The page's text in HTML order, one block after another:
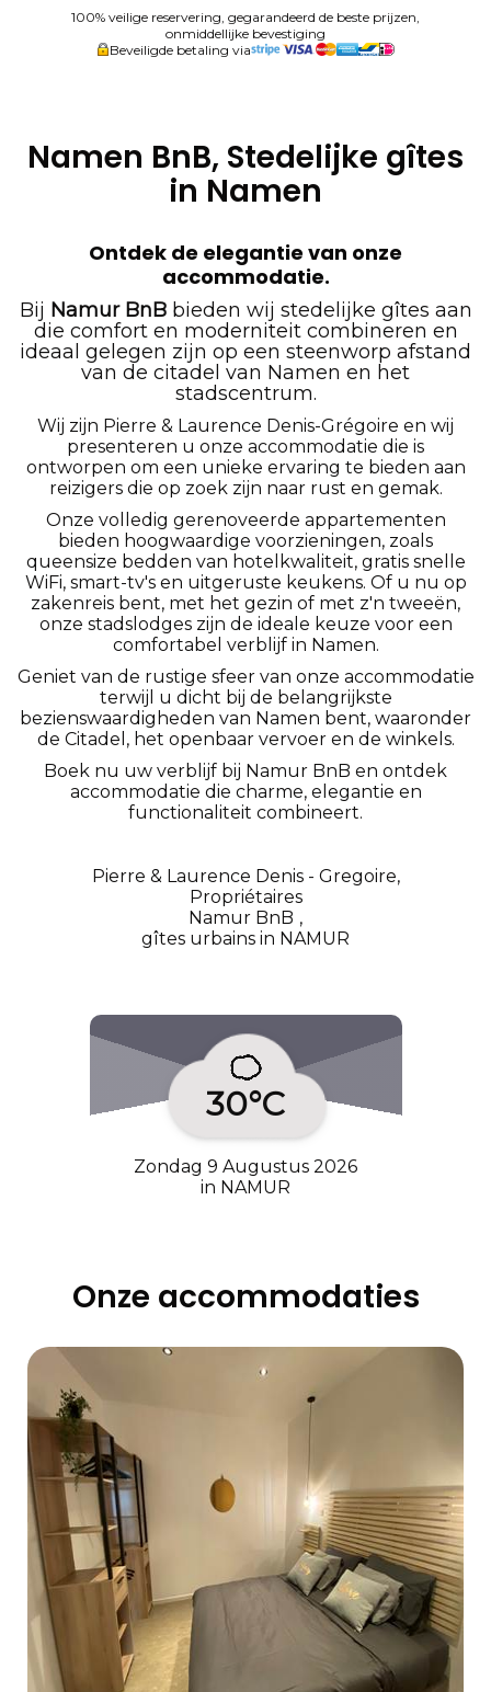
100% veilige reservering, gegarandeerd de beste prijzen,
onmiddellijke bevestiging
Beveiligde betaling via
Namen BnB, Stedelijke gîtes
in Namen
Ontdek de elegantie van onze
accommodatie.
Bij Namur BnBbieden wij stedelijke gîtes aan
die comfort en moderniteit combineren en
ideaal gelegen zijn op een steenworp afstand
van de citadel van Namen en het
stadscentrum.
Wij zijn Pierre & Laurence Denis-Grégoire en wij
presenteren u onze accommodatie die is
ontworpen om een unieke ervaring te bieden aan
reizigers die op zoek zijn naar rust en gemak.
Onze volledig gerenoveerde appartementen
bieden hoogwaardige voorzieningen, zoals
queensize bedden van hotelkwaliteit, gratis snelle
WiFi, smart-tv's en uitgeruste keukens. Of u nu op
zakenreis bent, met het gezin of met z'n tweeën,
onze stadslodges zijn de ideale keuze voor een
comfortabel verblijf in Namen.
Geniet van de rustige sfeer van onze accommodatie
terwijl u dicht bij de belangrijkste
bezienswaardigheden van Namen bent, waaronder
de Citadel, het openbaar vervoer en de winkels.
Boek nu uw verblijf bij Namur BnB en ontdek
accommodatie die charme, elegantie en
functionaliteit combineert.
Pierre & Laurence Denis - Gregoire,
Propriétaires
Namur BnB ,
gîtes urbains in NAMUR
30°C
Zondag 9 Augustus 2026
in NAMUR
Onze accommodaties